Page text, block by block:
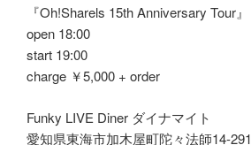
『Oh!Sharels 15th Anniversary Tour』
open 18:00
start 19:00
charge ￥5,000 + order
Funky LIVE Diner ダイナマイト
愛知県東海市加木屋町陀々法師14-291